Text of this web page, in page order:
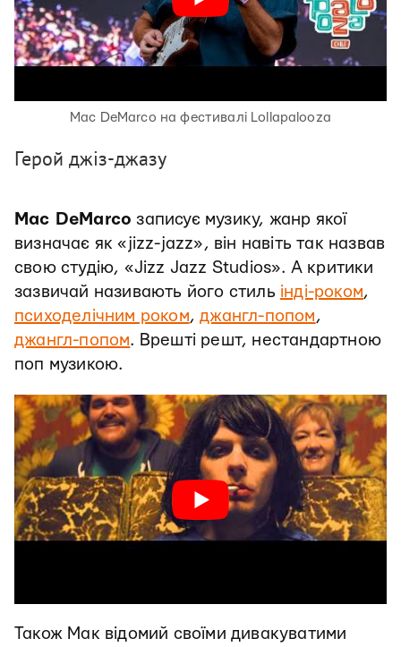
Mac DeMarco на фестивалі Lollapalooza
Герой джіз-джазу
Mac DeMarco записує музику, жанр якої
визначає як «jizz-jazz», він навіть так назвав
свою студію, «Jizz Jazz Studios». А критики
зазвичай називають його стиль інді-роком,
психоделічним роком,джангл-попом,
джангл-попом. Врешті решт, нестандартною
поп музикою.
Також Мак відомий своїми дивакуватими